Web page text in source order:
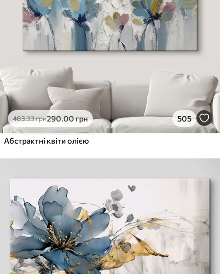
483.33грн290.00грн 505
Абстрактні квіти олією